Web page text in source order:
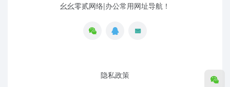
幺幺零贰网络|办公常用网址导航！
隐私政策